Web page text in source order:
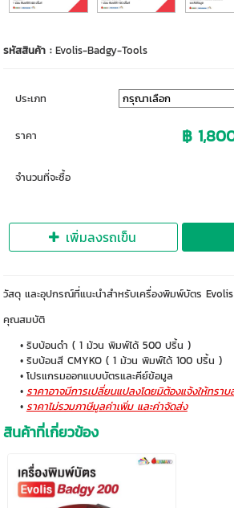
รหัสสินค้า :Evolis-Badgy-Tools
ประเภท
ราคา ฿
จำนวนที่จะซื้อ
เพิ่มลงรถเข็น
วัสดุ และอุปกรณ์ที่แนะนำสำหรับเครื่องพิมพ์บัตร
คุณสมบัติ
ริบบ้อนดำ ( 1 ม้วน พิมพ์ได้ 500 ปริ้น )
ริบบ้อนสี CMYKO ( 1 ม้วน พิมพ์ได้ 100 ปริ้น )
โปรแกรมออกแบบบัตรและคีย์ข้อมูล
ราคาอาจมีการเปลี่ยนแปลงโดยมิต้องแจ้งให้ทราบ
ราคาไม่รวมภาษีมูลค่าเพิ่ม และค่าจัดส่ง
สินค้าที่เกี่ยวข้อง